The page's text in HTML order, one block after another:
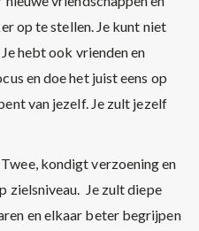
op te stellen. Je kunt niet
hebt ook vrienden en
en doe het juist eens op
van jezelf. Je zult jezelf
kondigt verzoening en
zielsniveau. Je zult diepe
en elkaar beter begrijpen